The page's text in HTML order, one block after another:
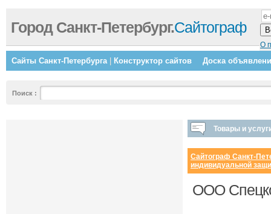
О
Город Санкт-Петербург.Сайтограф
Сайты Санкт-Петербурга| Конструктор сайтов Доска
Поиск :
Товары и
Сайтограф Санкт-
индивидуальной
ООО